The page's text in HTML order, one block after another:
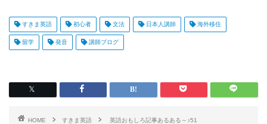
すきま英語 初心者 文法 日本人講師 海外移住
留学 発音 講師ブログ
HOME すきま英語 英語おもしろ記事あるある～♪51